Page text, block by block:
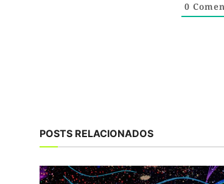
0
POSTS RELACIONADOS